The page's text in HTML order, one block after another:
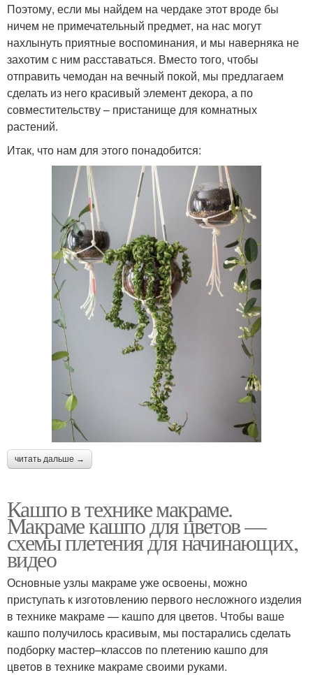
Поэтому, если мы найдем на чердаке этот вроде бы
ничем не примечательный предмет, на нас могут
нахлынуть приятные воспоминания, и мы наверняка не
захотим с ним расставаться. Вместо того, чтобы
отправить чемодан на вечный покой, мы предлагаем
сделать из него красивый элемент декора, а по
совместительству – пристанище для комнатных
растений.
Итак, что нам для этого понадобится:
читать дальше →
Кашпо в технике макраме.
Макраме кашпо для цветов —
схемы плетения для начинающих,
видео
Основные узлы макраме уже освоены, можно
приступать к изготовлению первого несложного изделия
в технике макраме — кашпо для цветов. Чтобы ваше
кашпо получилось красивым, мы постарались сделать
подборку мастер–классов по плетению кашпо для
цветов в технике макраме своими руками.